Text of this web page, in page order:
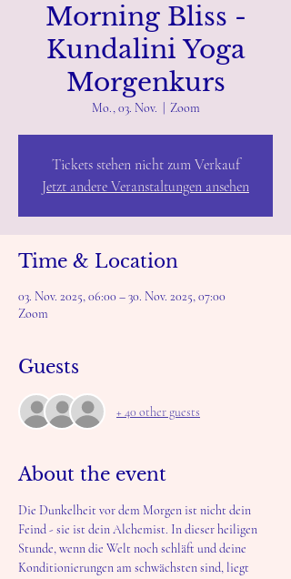
Morning Bliss -
Kundalini Yoga
Morgenkurs
Mo., 03. Nov. Zoom
Tickets stehen nicht zum Verkauf
Jetzt andere Veranstaltungen ansehen
Time & Location
03. Nov. 2025, 06:00 – 30. Nov. 2025, 07:00
Zoom
Guests
+ 40 other guests
About the event
Die Dunkelheit vor dem Morgen ist nicht dein
Feind - sie ist dein Alchemist. In dieser heiligen
Stunde, wenn die Welt noch schläft und deine
Konditionierungen am schwächsten sind, liegt